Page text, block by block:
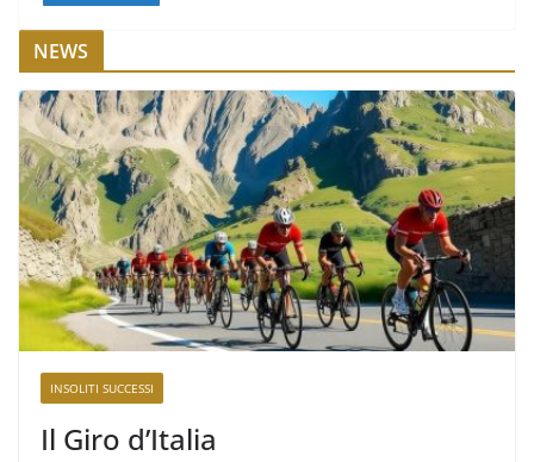
NEWS
INSOLITI SUCCESSI
Il Giro d’Italia